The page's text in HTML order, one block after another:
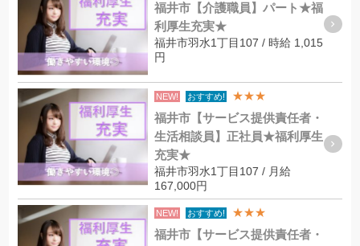
福井市【介護職員】パート★福
利厚生充実★
福井市羽水1丁目107 / 時給 1,015
円
NEW! おすすめ! ★★★
福井市【サービス提供責任者・
生活相談員】正社員★福利厚生
充実★
福井市羽水1丁目107 / 月給
167,000円
NEW! おすすめ! ★★★
福井市【サービス提供責任者・